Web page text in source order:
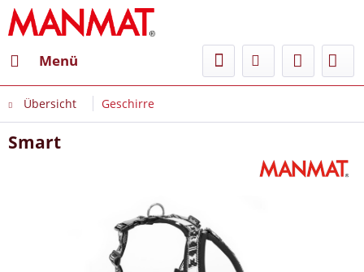
Menü
Übersicht Geschirre
Smart